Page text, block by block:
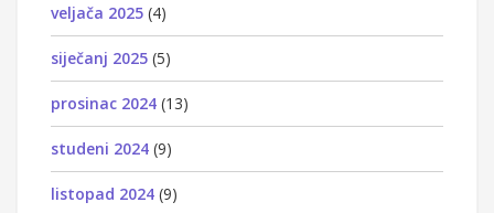
veljača 2025 (4)
siječanj 2025 (5)
prosinac 2024 (13)
studeni 2024 (9)
listopad 2024 (9)